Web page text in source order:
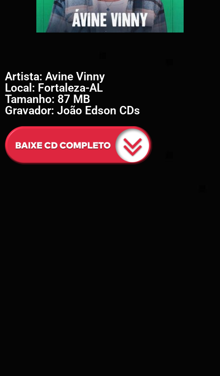
Artista: Avine Vinny
Local: Fortaleza-AL
Tamanho: 87 MB
Gravador: João Edson CDs